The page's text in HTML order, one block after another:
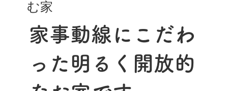
む家
家事動線にこだわ
った明るく開放的